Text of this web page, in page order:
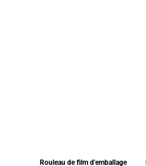
Rouleau de film d'emballage